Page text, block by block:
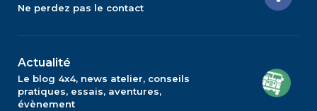
Ne perdez pas le contact
Actualité
Le blog 4x4, news atelier, conseils
pratiques, essais, aventures,
évènement